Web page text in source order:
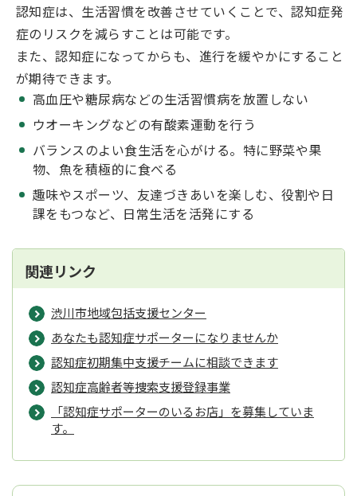
認知症は、生活習慣を改善させていくことで、認知症発
症のリスクを減らすことは可能です。
また、認知症になってからも、進行を緩やかにすること
が期待できます。
高血圧や糖尿病などの生活習慣病を放置しない
ウオーキングなどの有酸素運動を行う
バランスのよい食生活を心がける。特に野菜や果
物、魚を積極的に食べる
趣味やスポーツ、友達づきあいを楽しむ、役割や日
課をもつなど、日常生活を活発にする
関連リンク
渋川市地域包括支援センター
あなたも認知症サポーターになりませんか
認知症初期集中支援チームに相談できます
認知症高齢者等捜索支援登録事業
「認知症サポーターのいるお店」を募集していま
す。